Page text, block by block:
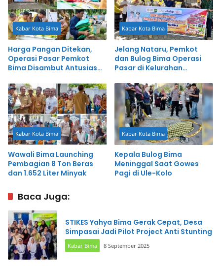
Kabar Kota Bima
Harga Pangan Ditekan,
Operasi Pasar Pemkot
Bima Disambut Antusias
Kabar Kota Bima
Jelang Nataru, Pemkot
dan Bulog Bima Operasi
Pasar di Kelurahan
Kabar Kota Bima
Wawali Bima Launching
Pembagian 8 Ton Beras
dan 1.652 Liter Minyak
Kabar Kota Bima
Kepala Bulog Bima
Meninggal Saat Gowes
Pagi di Ule-Kolo
Baca Juga:
STIKES Yahya Bima Gerak Cepat, Desa
Simpasai Jadi Pilot Project Anti Stunting
Kabar Bima 8 September 2025